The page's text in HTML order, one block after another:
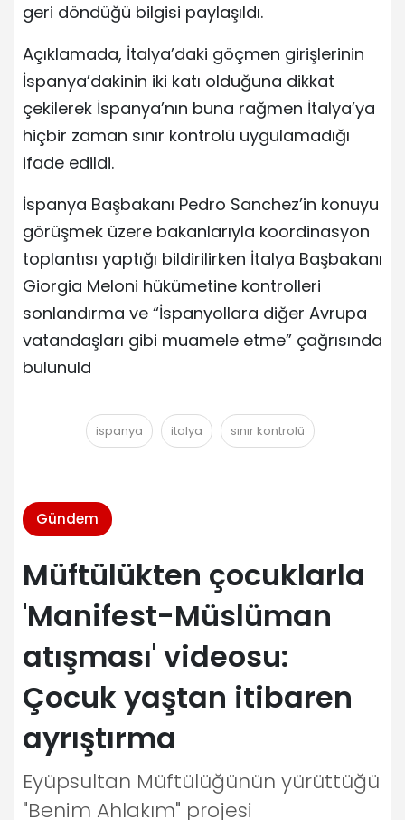
geri döndüğü bilgisi paylaşıldı.
Açıklamada, İtalya’daki göçmen girişlerinin
İspanya’dakinin iki katı olduğuna dikkat
çekilerek İspanya’nın buna rağmen İtalya’ya
hiçbir zaman sınır kontrolü uygulamadığı
ifade edildi.
İspanya Başbakanı Pedro Sanchez’in konuyu
görüşmek üzere bakanlarıyla koordinasyon
toplantısı yaptığı bildirilirken İtalya Başbakanı
Giorgia Meloni hükümetine kontrolleri
sonlandırma ve “İspanyollara diğer Avrupa
vatandaşları gibi muamele etme” çağrısında
bulunuld
ispanya italya sınır kontrolü
Gündem
Müftülükten çocuklarla
'Manifest-Müslüman
atışması' videosu:
Çocuk yaştan itibaren
ayrıştırma
Eyüpsultan Müftülüğünün yürüttüğü
"Benim Ahlakım" projesi